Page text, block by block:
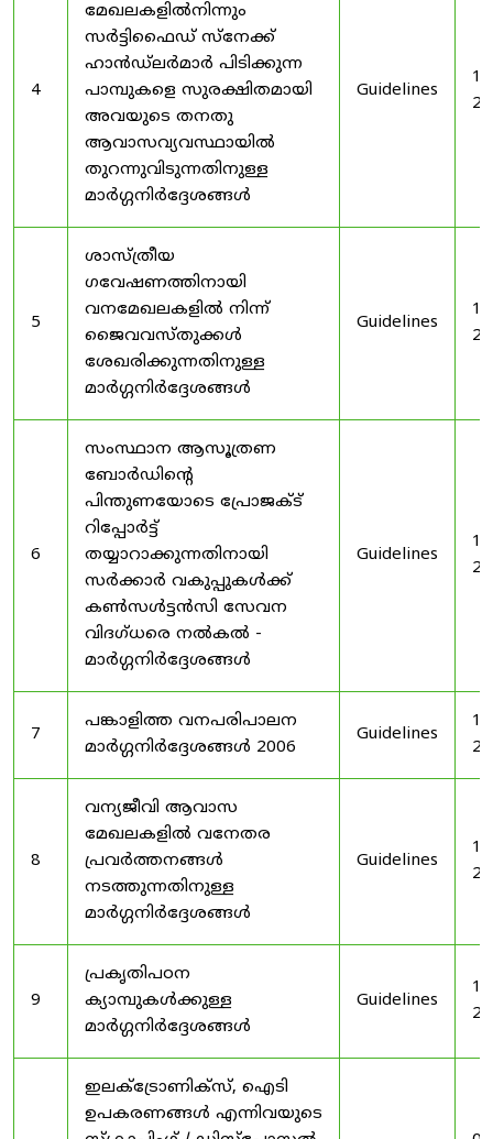
4
മേഖലകളിൽനിന്നും
സർട്ടിഫൈഡ് സ്നേക്ക്
ഹാൻഡ്‌ലർമാർ പിടിക്കുന്ന
പാമ്പുകളെ സുരക്ഷിതമായി
അവയുടെ തനതു
ആവാസവ്യവസ്ഥായിൽ
തുറന്നുവിടുന്നതിനുള്ള
മാർഗ്ഗനിർദ്ദേശങ്ങൾ
Guidelines
5
ശാസ്ത്രീയ
ഗവേഷണത്തിനായി
വനമേഖലകളിൽ നിന്ന്
ജൈവവസ്തുക്കൾ
ശേഖരിക്കുന്നതിനുള്ള
മാർഗ്ഗനിർദ്ദേശങ്ങൾ
Guidelines
6
സംസ്ഥാന ആസൂത്രണ
ബോർഡിൻ്റെ
പിന്തുണയോടെ പ്രോജക്ട്
റിപ്പോർട്ട്
തയ്യാറാക്കുന്നതിനായി
സർക്കാർ വകുപ്പുകൾക്ക്
കൺസൾട്ടൻസി സേവന
വിദഗ്ധരെ നൽകൽ -
മാർഗ്ഗനിർദ്ദേശങ്ങൾ
Guidelines
7
പങ്കാളിത്ത വനപരിപാലന
മാർഗ്ഗനിർദ്ദേശങ്ങൾ 2006
Guidelines
8
വന്യജീവി ആവാസ
മേഖലകളിൽ വനേതര
പ്രവർത്തനങ്ങൾ
നടത്തുന്നതിനുള്ള
മാർഗ്ഗനിർദ്ദേശങ്ങൾ
Guidelines
9
പ്രകൃതിപഠന
ക്യാമ്പുകൾക്കുള്ള
മാർഗ്ഗനിർദ്ദേശങ്ങൾ
Guidelines
ഇലക്‌ട്രോണിക്‌സ്, ഐടി
ഉപകരണങ്ങൾ എന്നിവയുടെ